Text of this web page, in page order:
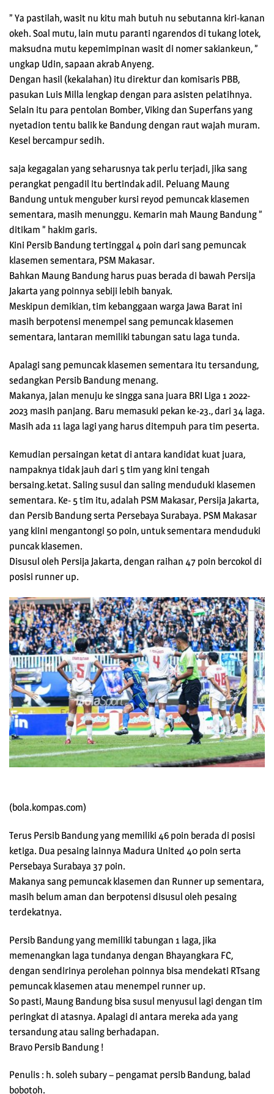
” Ya pastilah, wasit nu kitu mah butuh nu sebutanna kiri-kanan
okeh. Soal mutu, lain mutu paranti ngarendos di tukang lotek,
maksudna mutu kepemimpinan wasit di nomer sakiankeun, ”
ungkap Udin, sapaan akrab Anyeng.
Dengan hasil (kekalahan) itu direktur dan komisaris PBB,
pasukan Luis Milla lengkap dengan para asisten pelatihnya.
Selain itu para pentolan Bomber, Viking dan Superfans yang
nyetadion tentu balik ke Bandung dengan raut wajah muram.
Kesel bercampur sedih.
saja kegagalan yang seharusnya tak perlu terjadi, jika sang
perangkat pengadil itu bertindak adil. Peluang Maung
Bandung untuk menguber kursi reyod pemuncak klasemen
sementara, masih menunggu. Kemarin mah Maung Bandung ”
ditikam ” hakim garis.
Kini Persib Bandung tertinggal 4 poin dari sang pemuncak
klasemen sementara, PSM Makasar.
Bahkan Maung Bandung harus puas berada di bawah Persija
Jakarta yang poinnya sebiji lebih banyak.
Meskipun demikian, tim kebanggaan warga Jawa Barat ini
masih berpotensi menempel sang pemuncak klasemen
sementara, lantaran memiliki tabungan satu laga tunda.
Apalagi sang pemuncak klasemen sementara itu tersandung,
sedangkan Persib Bandung menang.
Makanya, jalan menuju ke singga sana juara BRI Liga 1 2022-
2023 masih panjang. Baru memasuki pekan ke-23., dari 34 laga.
Masih ada 11 laga lagi yang harus ditempuh para tim peserta.
Kemudian persaingan ketat di antara kandidat kuat juara,
nampaknya tidak jauh dari 5 tim yang kini tengah
bersaing.ketat. Saling susul dan saling menduduki klasemen
sementara. Ke- 5 tim itu, adalah PSM Makasar, Persija Jakarta,
dan Persib Bandung serta Persebaya Surabaya. PSM Makasar
yang kiini mengantongi 50 poin, untuk sementara menduduki
puncak klasemen.
Disusul oleh Persija Jakarta, dengan raihan 47 poin bercokol di
posisi runner up.
(bola.kompas.com)
Terus Persib Bandung yang memiliki 46 poin berada di posisi
ketiga. Dua pesaing lainnya Madura United 40 poin serta
Persebaya Surabaya 37 poin.
Makanya sang pemuncak klasemen dan Runner up sementara,
masih belum aman dan berpotensi disusul oleh pesaing
terdekatnya.
Persib Bandung yang memiliki tabungan 1 laga, jika
memenangkan laga tundanya dengan Bhayangkara FC,
dengan sendirinya perolehan poinnya bisa mendekati RTsang
pemuncak klasemen atau menempel runner up.
So pasti, Maung Bandung bisa susul menyusul lagi dengan tim
peringkat di atasnya. Apalagi di antara mereka ada yang
tersandung atau saling berhadapan.
Bravo Persib Bandung !
Penulis : h. soleh subary – pengamat persib Bandung, balad
bobotoh.